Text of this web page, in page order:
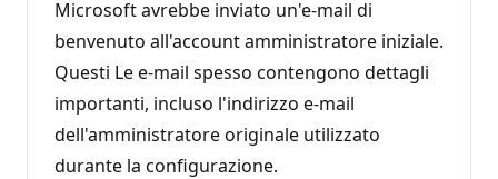
Microsoft avrebbe inviato un'e-mail di
benvenuto all'account amministratore iniziale.
Questi Le e-mail spesso contengono dettagli
importanti, incluso l'indirizzo e-mail
dell'amministratore originale utilizzato
durante la configurazione.